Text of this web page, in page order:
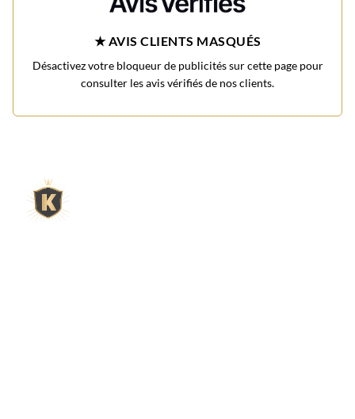
★ AVIS CLIENTS MASQUÉS
Désactivez votre bloqueur de publicités sur cette page pour
consulter les avis vérifiés de nos clients.